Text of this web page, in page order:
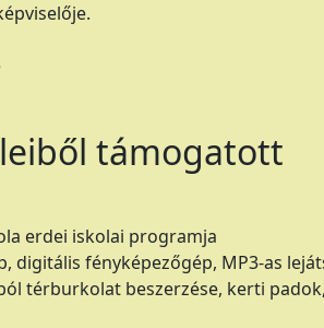
támogatott
erdei iskolai programja
digitális fényképezőgép, MP3-as
térburkolat beszerzése, kerti